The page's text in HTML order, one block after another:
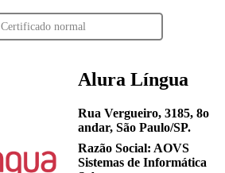
Certificado normal
Alura Língua
Rua Vergueiro, 3185, 8o
andar, São Paulo/SP.
Razão Social: AOVS
Sistemas de Informática